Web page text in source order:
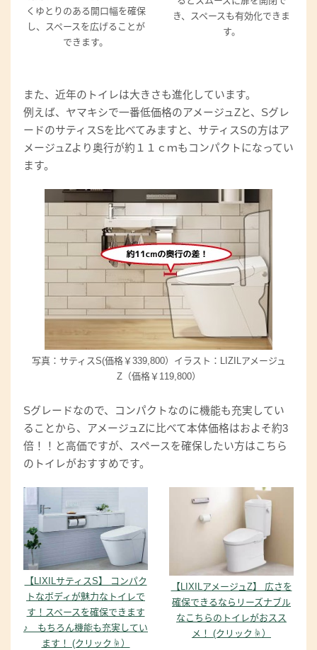
くゆとりのある開口幅を確保
し、スペースを広げることが
できます。
き、スペースも有効化できま
す。
また、近年のトイレは大きさも進化しています。
例えば、ヤマキシで一番低価格のアメージュZと、Sグレ
ードのサティスSを比べてみますと、サティスSの方はア
メージュZより奥行が約１１ｃｍもコンパクトになってい
ます。
写真：サティスS(価格￥339,800）イラスト：LIZILアメージュ
Z（価格￥119,800）
Sグレードなので、コンパクトなのに機能も充実してい
ることから、アメージュZに比べて本体価格はおよそ約3
倍！！と高価ですが、スペースを確保したい方はこちら
のトイレがおすすめです。
【LIXILサティスS】 コンパク
トなボディが魅力なトイレで
す！スペースを確保できます
♪ もちろん機能も充実してい
ます！ (クリック☝）
【LIXILアメージュZ】 広さを
確保できるならリーズナブル
なこちらのトイレがおスス
メ！ (クリック☝）